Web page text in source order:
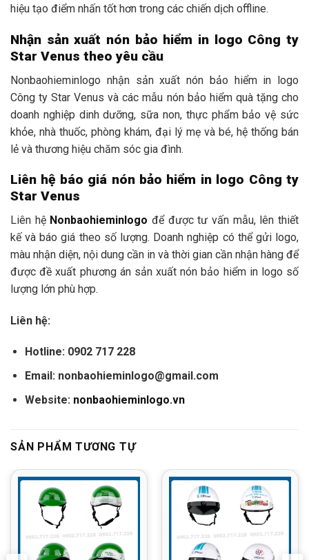
hiệu tạo điểm nhấn tốt hơn trong các chiến dịch offline.
Nhận sản xuất nón bảo hiểm in logo Công ty
Star Venus theo yêu cầu
Nonbaohieminlogo nhận sản xuất nón bảo hiểm in logo
Công ty Star Venus và các mẫu nón bảo hiểm quà tặng cho
doanh nghiệp dinh dưỡng, sữa non, thực phẩm bảo vệ sức
khỏe, nhà thuốc, phòng khám, đại lý mẹ và bé, hệ thống bán
lẻ và thương hiệu chăm sóc gia đình.
Liên hệ báo giá nón bảo hiểm in logo Công ty
Star Venus
Liên hệ Nonbaohieminlogođể được tư vấn mẫu, lên thiết
kế và báo giá theo số lượng. Doanh nghiệp có thể gửi logo,
màu nhận diện, nội dung cần in và thời gian cần nhận hàng để
được đề xuất phương án sản xuất nón bảo hiểm in logo số
lượng lớn phù hợp.
Liên hệ:
Hotline: 0902 717 228
Email: nonbaohieminlogo@gmail.com
Website: nonbaohieminlogo.vn
SẢN PHẨM TƯƠNG TỰ